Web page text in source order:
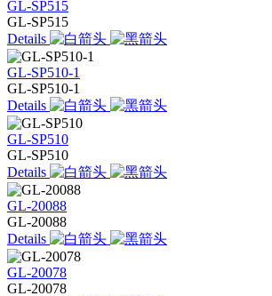
GL-SP515
GL-SP515
Details
GL-SP510-1
GL-SP510-1
Details
GL-SP510
GL-SP510
Details
GL-20088
GL-20088
Details
GL-20078
GL-20078